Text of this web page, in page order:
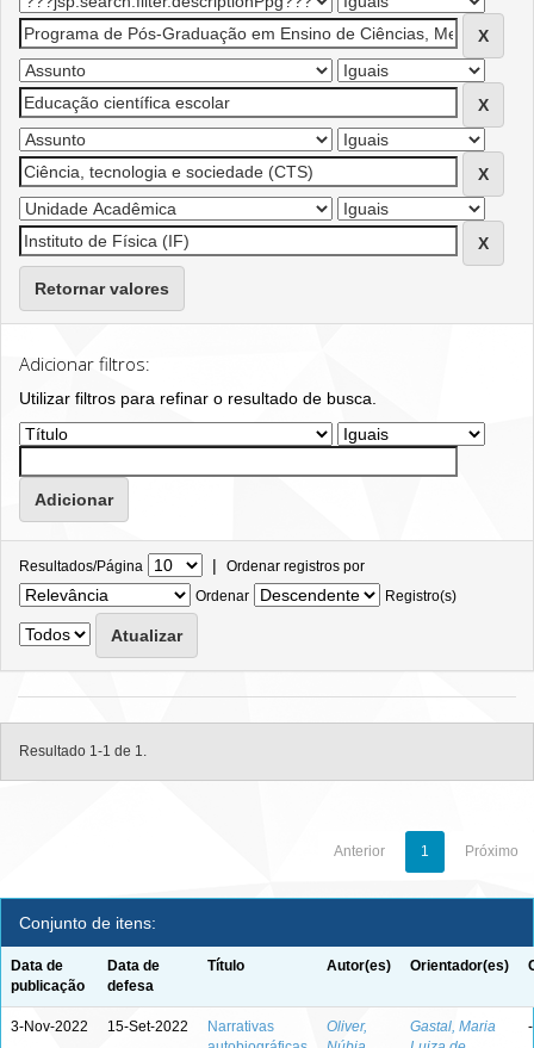
Retornar valores
Adicionar filtros:
Utilizar filtros para refinar o resultado de busca.
Resultados/Página | Ordenar registros por
Ordenar
Registro(s)
Resultado 1-1 de 1.
Anterior 1 Próximo
Conjunto de itens:
Data de
publicação
Data de
defesa
Título Autor(es) Orientador(es)
3-Nov-2022 15-Set-2022
Narrativas
Oliver,
Gastal, Maria
-